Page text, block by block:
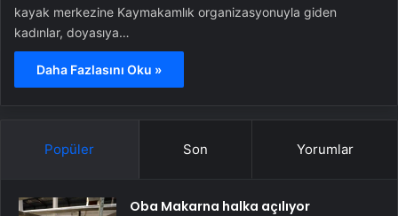
kayak merkezine Kaymakamlık organizasyonuyla giden
kadınlar, doyasıya…
Daha Fazlasını Oku »
Popüler Son Yorumlar
Oba Makarna halka açılıyor